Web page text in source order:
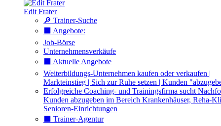
Edit Frater
🔎 Trainer-Suche
⬛️ Angebote:
Job-Börse
Unternehmensverkäufe
⬛️ Aktuelle Angebote
Weiterbildungs-Unternehmen kaufen oder verkaufen |
Markteinstieg | Sich zur Ruhe setzen | Kunden
Erfolgreiche Coaching- und Trainingsfirma sucht
Kunden abzugeben im Bereich Krankenhäuser, Reha-
Senioren-Einrichtungen
⬛️ Trainer-Agentur